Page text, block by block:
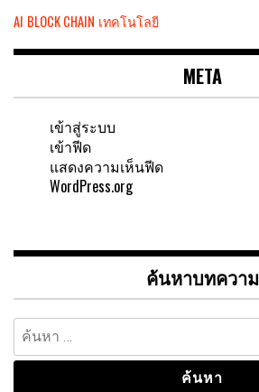
AI BLOCK CHAIN เทคโนโลยี
META
เข้าสู่ระบบ
เข้าฟีด
แสดงความเห็นฟีด
WordPress.org
ค้นหาบทความ
ค้นหา
สำหรับ: